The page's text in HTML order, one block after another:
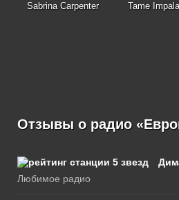
Sabrina Carpenter Tame
Отзывы о радио
Любимое радио